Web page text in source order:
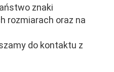
znaki
rozmiarach oraz na
do kontaktu z